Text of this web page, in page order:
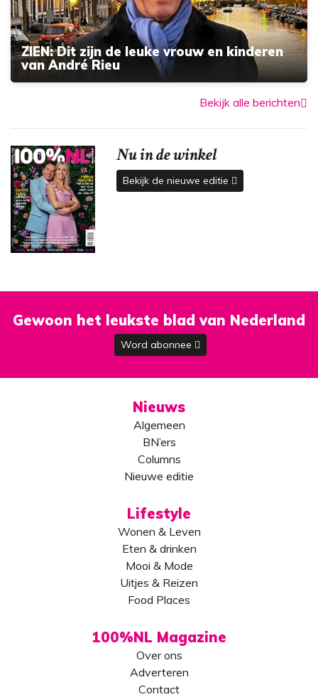
ZIEN: Dit zijn de leuke vrouw en kinderen
van André Rieu
Bekijk alle berichten
Nu in de winkel
Bekijk de nieuwe editie
Gewoon het leukste blad van Nederland
Word abonnee
Nieuws
Algemeen
BN’ers
Columns
Nieuwe editie
Lifestyle
Wonen & Leven
Eten & drinken
Mooi & Mode
Uitjes & Reizen
Food Places
100%NL Magazine
Over ons
Adverteren
Contact